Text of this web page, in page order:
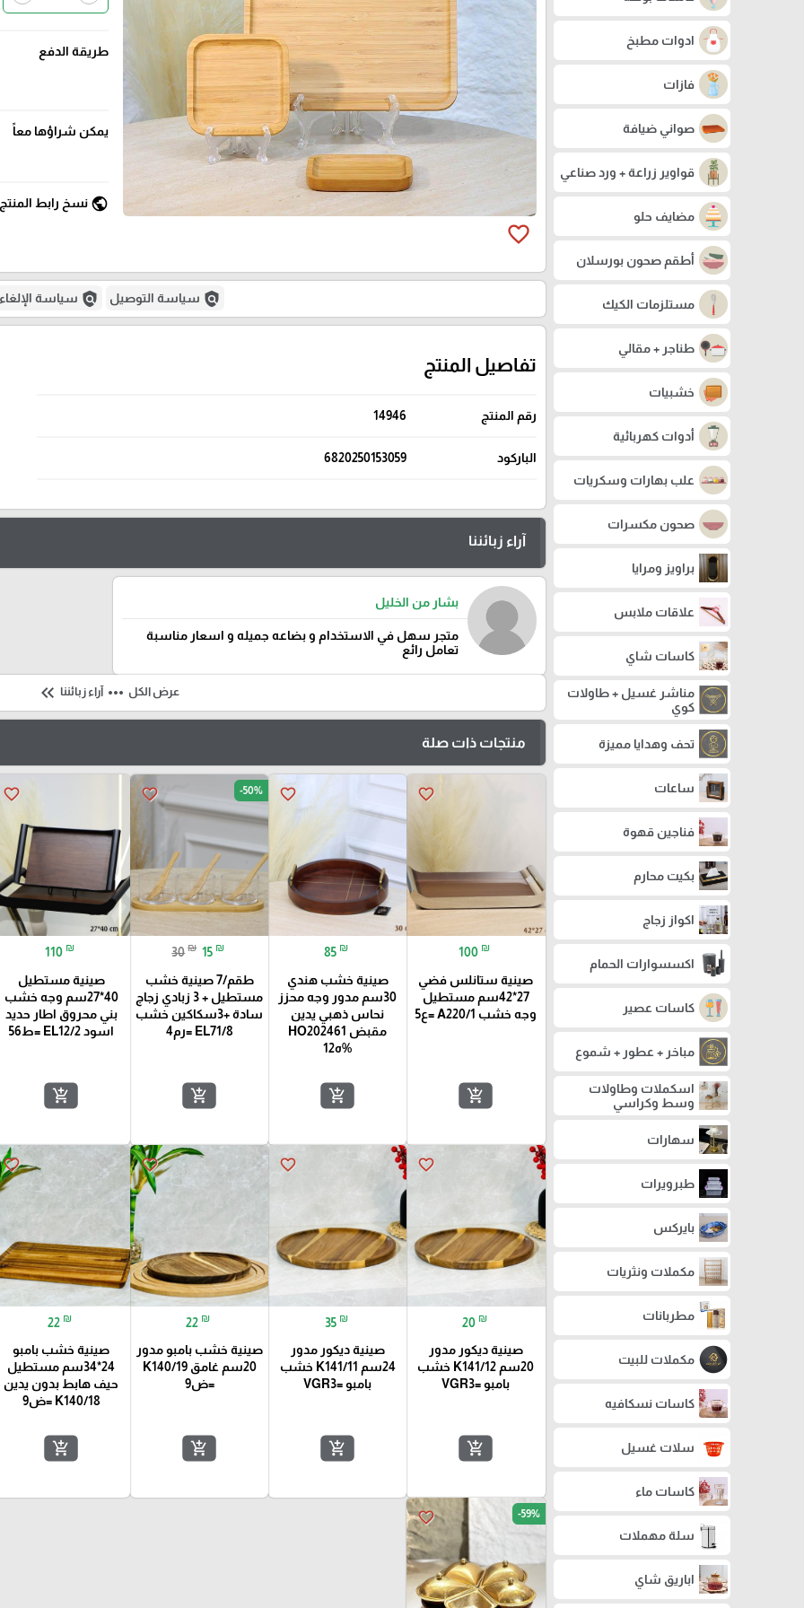
ادوات مطبخ
فازات
صواني ضيافة
قواوير زراعة + ورد صناعي
مضايف حلو
أطقم صحون بورسلان
مستلزمات الكيك
طناجر + مقالي
خشبيات
أدوات كهربائية
علب بهارات وسكريات
صحون مكسرات
براويز ومرايا
علاقات ملابس
كاسات شاي
مناشر غسيل + طاولات
كوي
تحف وهدايا مميزة
ساعات
فناجين قهوة
بكيت محارم
اكواز زجاج
اكسسوارات الحمام
كاسات عصير
مباخر + عطور + شموع
اسكملات وطاولات
وسط وكراسي
سهارات
طبرويرات
بايركس
مكملات ونثريات
مطربانات
مكملات للبيت
كاسات نسكافيه
سلات غسيل
كاسات ماء
سلة مهملات
اباريق شاي
favorite_border
طريقة الدفع
يمكن شراؤها معاً
public نسخ رابط المنتج
policy سياسة التوصيل policy سياسة الإلغاء
تفاصيل المنتج
رقم المنتج 14946
الباركود 6820250153059
آراء زبائننا
بشار من الخليل
متجر سهل في الاستخدام و بضاعه جميله و اسعار مناسبة
تعامل رائع
عرض الكل more_horiz آراء زبائننا keyboard_double_arrow_left
منتجات ذات صلة
favorite_border
100 ₪
صينية ستانلس فضي
27*42سم مستطيل
وجه خشب A220/1 =ع5
add_shopping_cart
favorite_border
85 ₪
صينية خشب هندي
30سم مدور وجه محزز
نحاس ذهبي يدين
مقبض HO202461
%ه12
add_shopping_cart
favorite_border -50%
30 ₪ 15 ₪
طقم/7 صينية خشب
مستطيل + 3 زبادي زجاج
سادة +3سكاكين خشب
EL71/8 =رم4
add_shopping_cart
favorite_border
110 ₪
صينية مستطيل
40*27سم وجه خشب
بني محروق اطار حديد
اسود EL12/2 =ط56
add_shopping_cart
favorite_border
20 ₪
صينية ديكور مدور
20سم K141/12 خشب
بامبو =VGR3
add_shopping_cart
favorite_border
35 ₪
صينية ديكور مدور
24سم K141/11 خشب
بامبو =VGR3
add_shopping_cart
favorite_border
22 ₪
صينية خشب بامبو مدور
20سم غامق K140/19
=ض9
add_shopping_cart
favorite_border
22 ₪
صينية خشب بامبو
24*34سم مستطيل
حيف هابط بدون يدين
K140/18 =ض9
add_shopping_cart
favorite_border -59%